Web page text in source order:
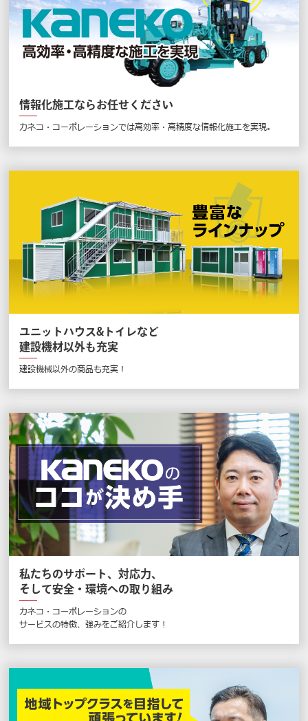
情報化施工ならお任せください
カネコ・コーポレーションでは高効率・高精度な情報化施工を実現。
ユニットハウス&トイレなど
建設機材以外も充実
建設機械以外の商品も充実！
私たちのサポート、対応力、
そして安全・環境への取り組み
カネコ・コーポレーションの
サービスの特徴、強みをご紹介します !